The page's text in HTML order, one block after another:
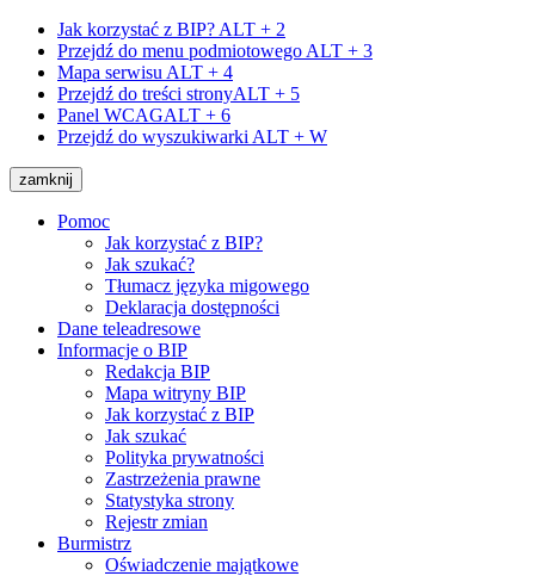
Jak korzystać z BIP? ALT + 2
Przejdź do menu podmiotowego ALT + 3
Mapa serwisu ALT + 4
Przejdź do treści stronyALT + 5
Panel WCAGALT + 6
Przejdź do wyszukiwarki ALT + W
zamknij
Pomoc
Jak korzystać z BIP?
Jak szukać?
Tłumacz języka migowego
Deklaracja dostępności
Dane teleadresowe
Informacje o BIP
Redakcja BIP
Mapa witryny BIP
Jak korzystać z BIP
Jak szukać
Polityka prywatności
Zastrzeżenia prawne
Statystyka strony
Rejestr zmian
Burmistrz
Oświadczenie majątkowe